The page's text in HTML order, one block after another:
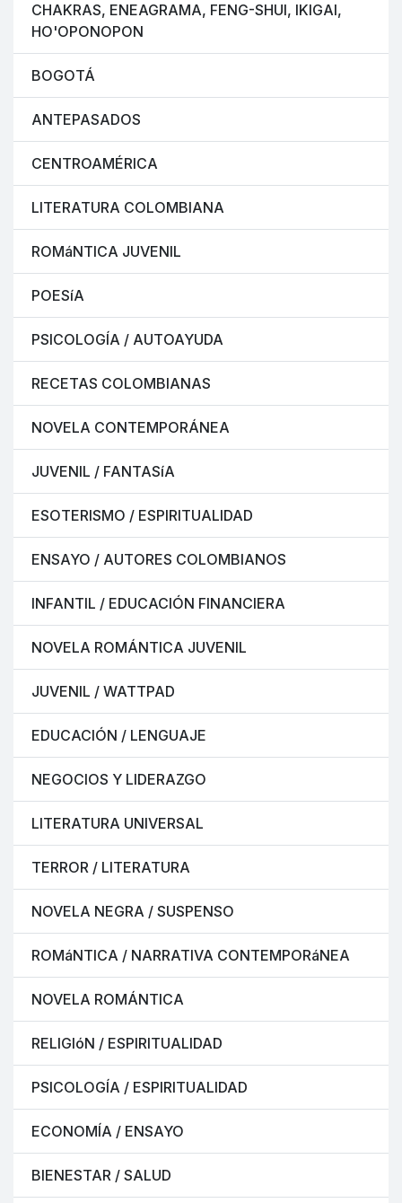
CHAKRAS, ENEAGRAMA, FENG-SHUI, IKIGAI,
HO'OPONOPON
BOGOTÁ
ANTEPASADOS
CENTROAMÉRICA
LITERATURA COLOMBIANA
ROMáNTICA JUVENIL
POESíA
PSICOLOGÍA / AUTOAYUDA
RECETAS COLOMBIANAS
NOVELA CONTEMPORÁNEA
JUVENIL / FANTASíA
ESOTERISMO / ESPIRITUALIDAD
ENSAYO / AUTORES COLOMBIANOS
INFANTIL / EDUCACIÓN FINANCIERA
NOVELA ROMÁNTICA JUVENIL
JUVENIL / WATTPAD
EDUCACIÓN / LENGUAJE
NEGOCIOS Y LIDERAZGO
LITERATURA UNIVERSAL
TERROR / LITERATURA
NOVELA NEGRA / SUSPENSO
ROMáNTICA / NARRATIVA CONTEMPORáNEA
NOVELA ROMÁNTICA
RELIGIóN / ESPIRITUALIDAD
PSICOLOGÍA / ESPIRITUALIDAD
ECONOMÍA / ENSAYO
BIENESTAR / SALUD